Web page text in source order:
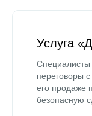
Услуга
Специалисты
переговоры
его продаже
безопасную